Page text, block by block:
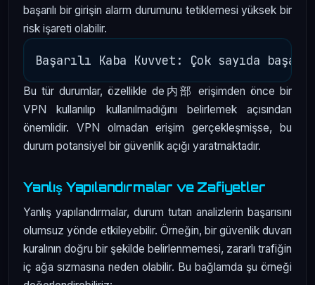
başarılı bir girişin alarm durumunu tetiklemesi yüksek bir
risk işareti olabilir.
Bu tür durumlar, özellikle de内部 erişimden önce bir
VPN kullanılıp kullanılmadığını belirlemek açısından
önemlidir. VPN olmadan erişim gerçekleşmişse, bu
durum potansiyel bir güvenlik açığı yaratmaktadır.
Yanlış Yapılandırmalar ve Zafiyetler
Yanlış yapılandırmalar, durum tutan analizlerin başarısını
olumsuz yönde etkileyebilir. Örneğin, bir güvenlik duvarı
kuralının doğru bir şekilde belirlenmemesi, zararlı trafiğin
iç ağa sızmasına neden olabilir. Bu bağlamda şu örneği